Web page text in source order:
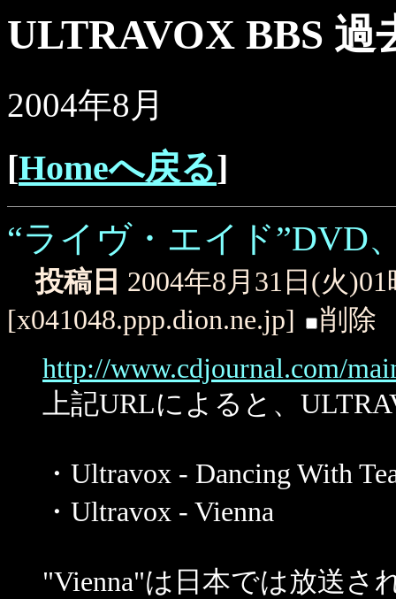
ULTRAVOX BBS 過
2004年8月
[Homeへ戻る]
“ライヴ・エイド”DVD
投稿日 2004年8月31日(火
[x041048.ppp.dion.ne.jp]
削除
http://www.cdjournal.com/
上記URLによると、
・Ultravox - Dancing With
・Ultravox - Vienna
"Vienna"は日本では放送さ